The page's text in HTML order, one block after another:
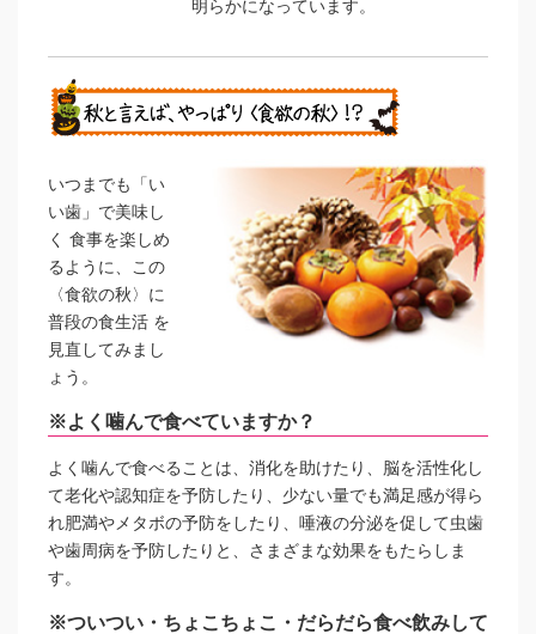
明らかになっています。
いつまでも「い
い歯」で美味し
く 食事を楽しめ
るように、この
〈食欲の秋〉に
普段の食生活 を
見直してみまし
ょう。
※よく噛んで食べていますか？
よく噛んで食べることは、消化を助けたり、脳を活性化し
て老化や認知症を予防したり、少ない量でも満足感が得ら
れ肥満やメタボの予防をしたり、唾液の分泌を促して虫歯
や歯周病を予防したりと、さまざまな効果をもたらしま
す。
※ついつい・ちょこちょこ・だらだら食べ飲みして